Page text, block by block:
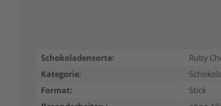
Schokoladensorte:
Ruby
Kategorie:
Format:
Stick